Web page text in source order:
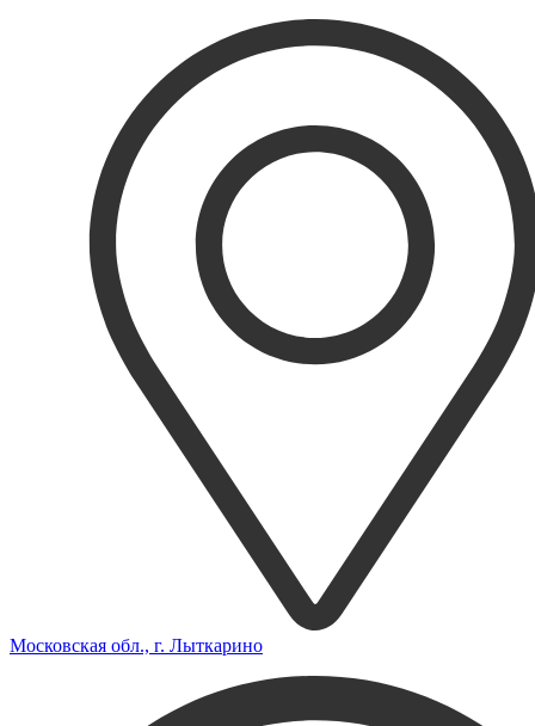
Московская обл., г. Лыткарино